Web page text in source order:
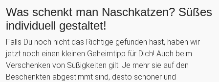
Was schenkt man Naschkatzen? Süßes
individuell gestaltet!
Falls Du noch nicht das Richtige gefunden hast, haben wir
jetzt noch einen kleinen Geheimtipp für Dich! Auch beim
Verschenken von Süßigkeiten gilt: Je mehr sie auf den
Beschenkten abgestimmt sind, desto schöner und